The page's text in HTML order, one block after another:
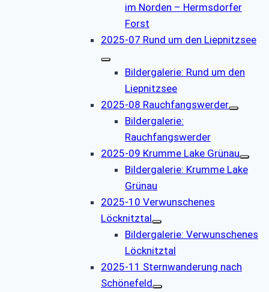
im Norden – Hermsdorfer
Forst
2025-07 Rund um den Liepnitzsee
Bildergalerie: Rund um den
Liepnitzsee
2025-08 Rauchfangswerder
Bildergalerie:
Rauchfangswerder
2025-09 Krumme Lake Grünau
Bildergalerie: Krumme Lake
Grünau
2025-10 Verwunschenes
Löcknitztal
Bildergalerie: Verwunschenes
Löcknitztal
2025-11 Sternwanderung nach
Schönefeld